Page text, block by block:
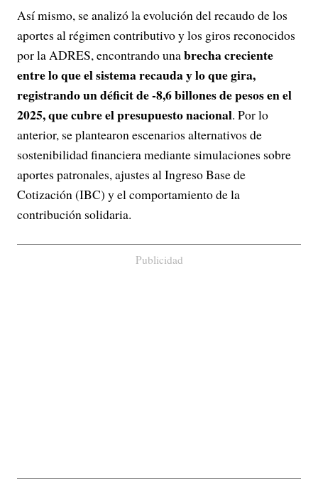
Así mismo, se analizó la evolución del recaudo de los
aportes al régimen contributivo y los giros reconocidos
por la ADRES, encontrando unabrecha creciente
entre lo que el sistema recauda y lo que gira,
registrando un déficit de -8,6 billones de pesos en el
2025, que cubre el presupuesto nacional. Por lo
anterior, se plantearon escenarios alternativos de
sostenibilidad financiera mediante simulaciones sobre
aportes patronales, ajustes al Ingreso Base de
Cotización (IBC) y el comportamiento de la
contribución solidaria.
Publicidad